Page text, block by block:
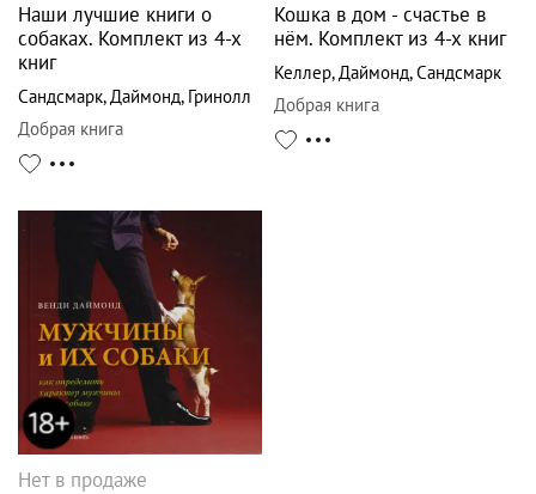
Наши лучшие книги о
собаках. Комплект из 4-х
книг
Сандсмарк,Даймонд, Гринолл
Добрая книга
Кошка в дом - счастье в
нём. Комплект из 4-х книг
Келлер,Даймонд,Сандсмарк
Добрая книга
Нет в продаже